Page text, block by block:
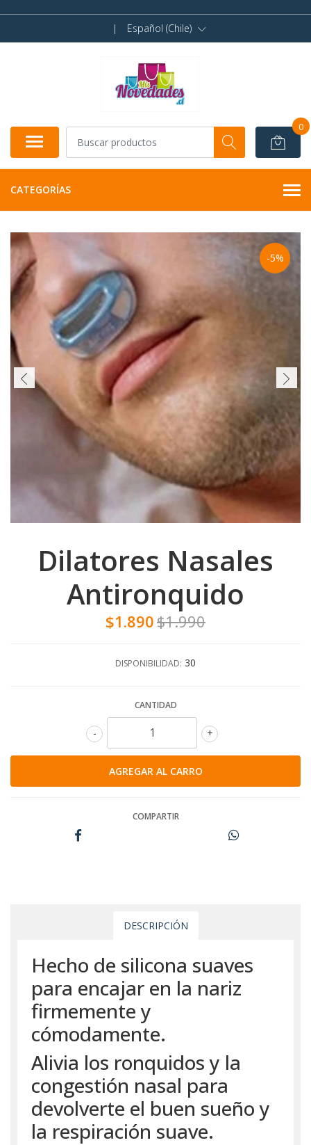
| Español (Chile)
0
CATEGORÍAS
-5%
Dilatores Nasales
Antironquido
$1.890$1.990
DISPONIBILIDAD: 30
CANTIDAD
+
-
COMPARTIR
DESCRIPCIÓN
Hecho de silicona suaves
para encajar en la nariz
firmemente y
cómodamente.
Alivia los ronquidos y la
congestión nasal para
devolverte el buen sueño y
la respiración suave.